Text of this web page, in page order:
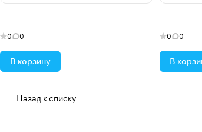
0 0
В корзину
0 0
В
Назад к списку